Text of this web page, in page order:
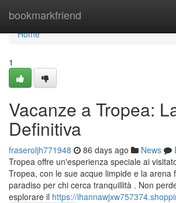
bookmarkfriend
Home
Home
1
Vacanze a Tropea:
Definitiva
fraseroljh771948 86 days ago News
Tropea offre un'esperienza speciale ai
Tropea, con le sue acque limpide e la arena
paradiso per chi cerca tranquillità . Non
esplorare il https://